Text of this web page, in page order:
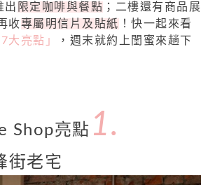
出 限定咖啡與餐點 ；二樓還有商品展
收專屬明信片及貼紙 ！快一起來看
大亮點」
，週末就約上閨蜜來趟下
Shop亮點 1.
街老宅